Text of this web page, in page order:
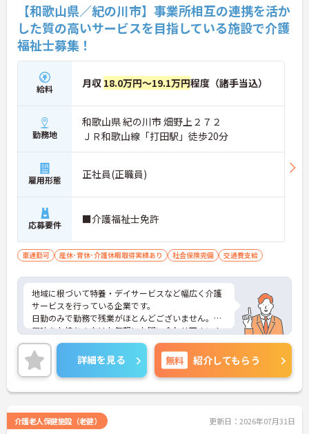
【和歌山県／紀の川市】事業所相互の連携を活か
した質の高いサービスを目指している施設で介護
福祉士募集！
給料 月収 18.0万円～19.1万円程度（諸手当込）
勤務地
和歌山県 紀の川市 畑野上２７２
ＪＲ和歌山線「打田駅」徒歩20分
雇用形態 正社員(正職員)
応募要件 ■介護福祉士免許
車通勤可 産休･育休･介護休暇取得実績あり 社会保険完備 交通費支給
地域に根づいて特養・デイサービスなど幅広く介護
サービスを行っている企業です。
日勤のみで勤務で残業がほとんどございません。
興味をお持ちの方はお気軽にお問い合わせ下さい！
詳細を見る 無料 紹介してもらう
介護老人保健施設（老健） 更新日：2026年07月31日